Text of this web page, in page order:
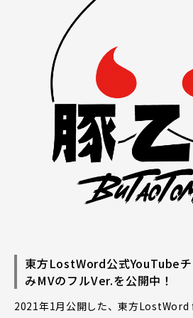
東方LostWord公式YouTube
みMVのフルVer.を公開中！
2021年1月公開した、東方